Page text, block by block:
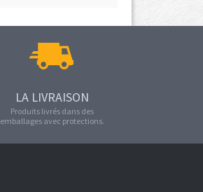
LA LIVRAISON
Produits livrés dans des
emballages avec protections.